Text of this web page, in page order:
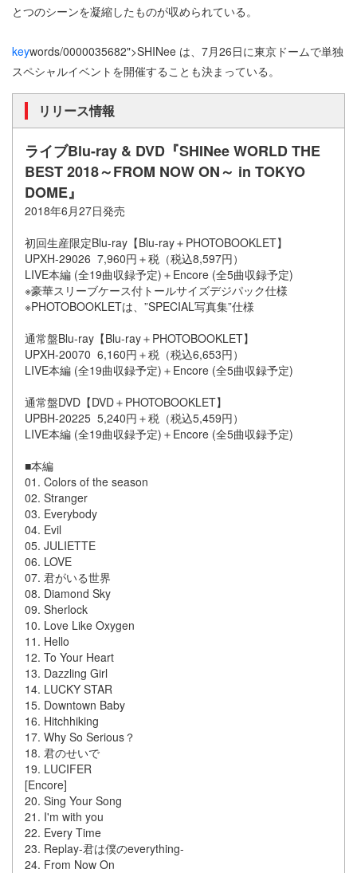
とつのシーンを凝縮したものが収められている。
keywords/0000035682">SHINee は、7月26日に東京ドームで単独
スペシャルイベントを開催することも決まっている。
リリース情報
ライブBlu-ray & DVD『SHINee WORLD THE
BEST 2018～FROM NOW ON～ in TOKYO
DOME』
2018年6月27日発売
初回生産限定Blu-ray【Blu-ray＋PHOTOBOOKLET】
UPXH-29026 7,960円＋税（税込8,597円）
LIVE本編 (全19曲収録予定)＋Encore (全5曲収録予定)
※豪華スリーブケース付トールサイズデジパック仕様
※PHOTOBOOKLETは、”SPECIAL写真集”仕様
通常盤Blu-ray【Blu-ray＋PHOTOBOOKLET】
UPXH-20070 6,160円＋税（税込6,653円）
LIVE本編 (全19曲収録予定)＋Encore (全5曲収録予定)
通常盤DVD【DVD＋PHOTOBOOKLET】
UPBH-20225 5,240円＋税（税込5,459円）
LIVE本編 (全19曲収録予定)＋Encore (全5曲収録予定)
■本編
01. Colors of the season
02. Stranger
03. Everybody
04. Evil
05. JULIETTE
06. LOVE
07. 君がいる世界
08. Diamond Sky
09. Sherlock
10. Love Like Oxygen
11. Hello
12. To Your Heart
13. Dazzling Girl
14. LUCKY STAR
15. Downtown Baby
16. Hitchhiking
17. Why So Serious？
18. 君のせいで
19. LUCIFER
[Encore]
20. Sing Your Song
21. I'm with you
22. Every Time
23. Replay-君は僕のeverything-
24. From Now On